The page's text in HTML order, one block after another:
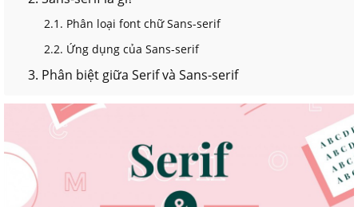
2.1. Phân loại font chữ Sans-serif
2.2. Ứng dụng của Sans-serif
3. Phân biệt giữa Serif và Sans-serif